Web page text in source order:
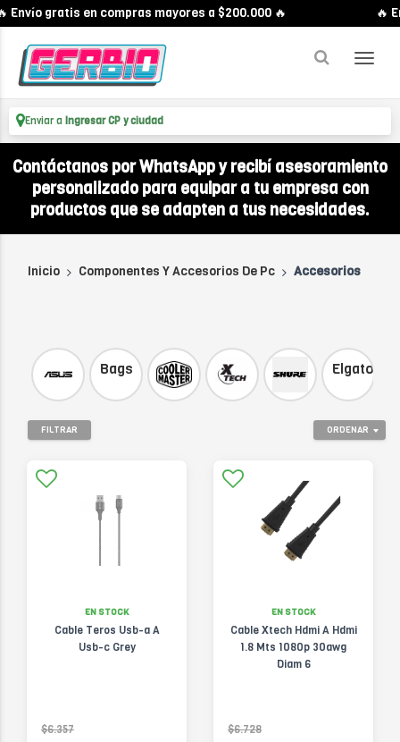
gratis en compras mayores a $200.000 🔥 🔥
Enviar a Ingresar CP y ciudad
Contáctanos por WhatsApp y recibí asesoramiento
personalizado para equipar a tu empresa con
productos que se adapten a tus necesidades.
Inicio Componentes Y Accesorios De Pc Accesorios
Bags Elgato
ORDENAR
FILTRAR
EN STOCK
Cable Teros Usb-a A
Usb-c Grey
$6.357
EN STOCK
Cable Xtech Hdmi A Hdmi
1.8 Mts 1080p 30awg
Diam 6
$6.728